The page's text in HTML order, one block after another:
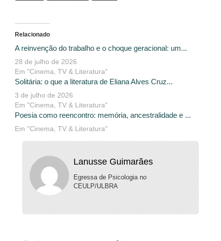
Relacionado
A reinvenção do trabalho e o choque geracional: um...
28 de julho de 2026
Em "Cinema, TV & Literatura"
Solitária: o que a literatura de Eliana Alves Cruz...
3 de julho de 2026
Em "Cinema, TV & Literatura"
Poesia como reencontro: memória, ancestralidade e ...
Em "Cinema, TV & Literatura"
Lanusse Guimarães
Egressa de Psicologia no
CEULP/ULBRA